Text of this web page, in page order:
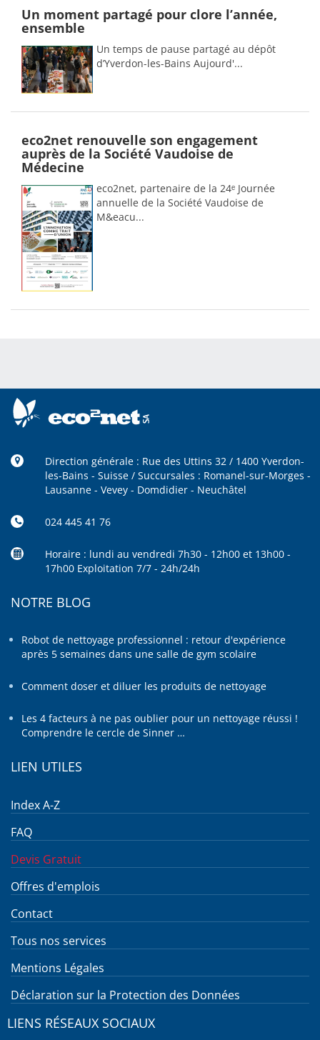
Un moment partagé pour clore l’année,
ensemble
Un temps de pause partagé au dépôt
d’Yverdon-les-Bains Aujourd'...
eco2net renouvelle son engagement
auprès de la Société Vaudoise de
Médecine
eco2net, partenaire de la 24ᵉ Journée
annuelle de la Société Vaudoise de
M&eacu...
Direction générale : Rue des Uttins 32 / 1400 Yverdon-
les-Bains - Suisse / Succursales : Romanel-sur-Morges -
Lausanne - Vevey - Domdidier - Neuchâtel
024 445 41 76
Horaire : lundi au vendredi 7h30 - 12h00 et 13h00 -
17h00 Exploitation 7/7 - 24h/24h
NOTRE BLOG
Robot de nettoyage professionnel : retour d'expérience
après 5 semaines dans une salle de gym scolaire
Comment doser et diluer les produits de nettoyage
Les 4 facteurs à ne pas oublier pour un nettoyage réussi !
Comprendre le cercle de Sinner …
LIEN UTILES
Index A-Z
FAQ
Devis Gratuit
Offres d'emplois
Contact
Tous nos services
Mentions Légales
Déclaration sur la Protection des Données
LIENS RÉSEAUX SOCIAUX